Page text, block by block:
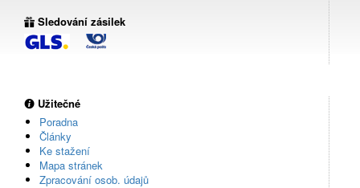
Sledování zásilek
Užitečné
Poradna
Články
Ke stažení
Mapa stránek
Zpracování osob. údajů